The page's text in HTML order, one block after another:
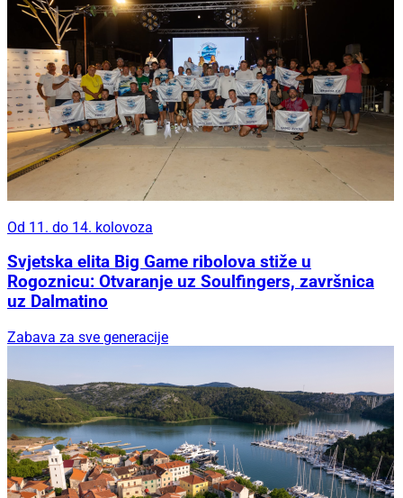
Od 11. do 14. kolovoza
Svjetska elita Big Game ribolova stiže u
Rogoznicu: Otvaranje uz Soulfingers, završnica
uz Dalmatino
Zabava za sve generacije